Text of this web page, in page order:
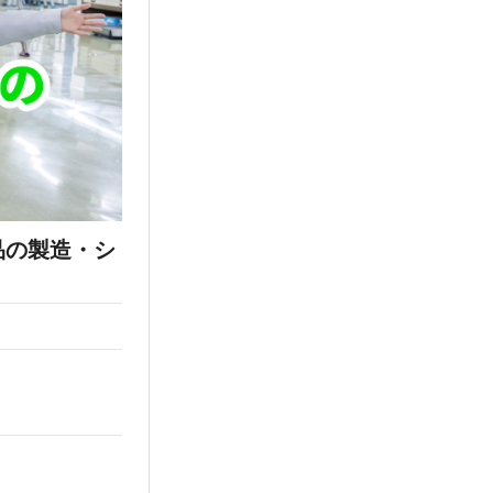
製造・シ